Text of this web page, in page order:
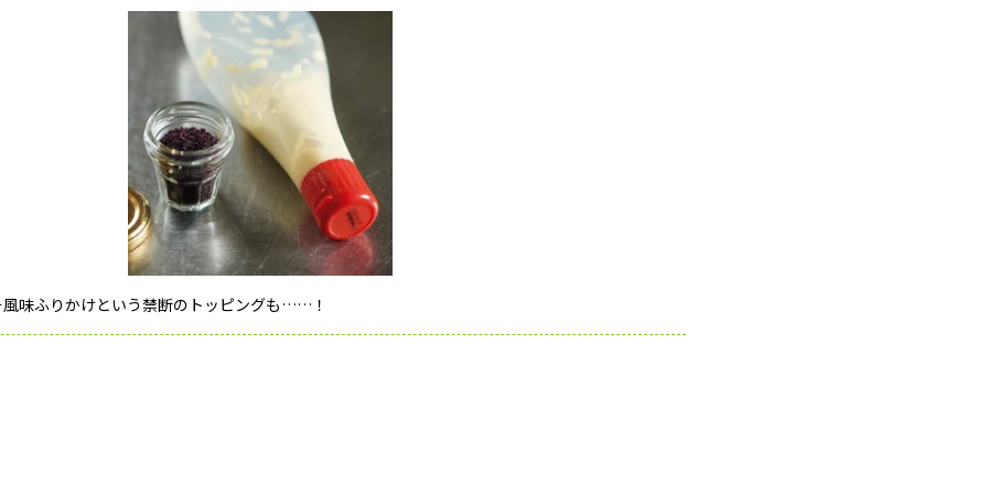
味ふりかけという禁断のトッピングも……！